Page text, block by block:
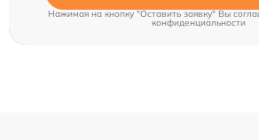
Нажимая на кнопку "Оставить заявку" Вы
конфиденциальности